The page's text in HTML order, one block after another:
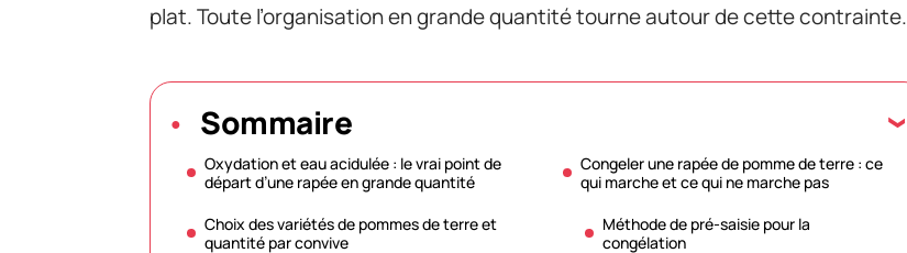
plat. Toute l’organisation en grande quantité tourne autour de cette contrainte.
Sommaire
Oxydation et eau acidulée : le vrai point de
départ d’une rapée en grande quantité
Choix des variétés de pommes de terre et
quantité par convive
Congeler une rapée de pomme de terre : ce
qui marche et ce qui ne marche pas
Méthode de pré-saisie pour la
congélation